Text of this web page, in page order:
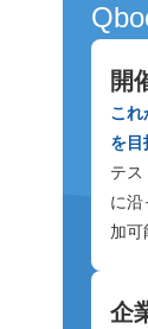
開
これ
を目
テス
に沿
加可
企